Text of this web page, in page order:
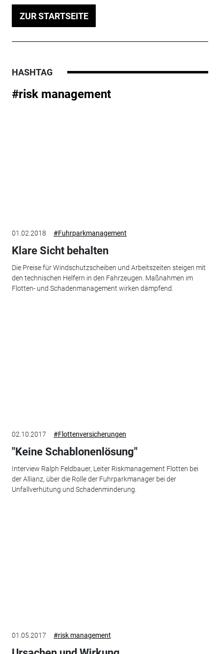
ZUR STARTSEITE
HASHTAG
#risk management
01.02.2018 #Fuhrparkmanagement
Klare Sicht behalten
Die Preise für Windschutzscheiben und Arbeitszeiten steigen mit
den technischen Helfern in den Fahrzeugen. Maßnahmen im
Flotten- und Schadenmanagement wirken dämpfend.
02.10.2017 #Flottenversicherungen
"Keine Schablonenlösung"
Interview Ralph Feldbauer, Leiter Riskmanagement Flotten bei
der Allianz, über die Rolle der Fuhrparkmanager bei der
Unfallverhütung und Schadenminderung.
01.05.2017 #risk management